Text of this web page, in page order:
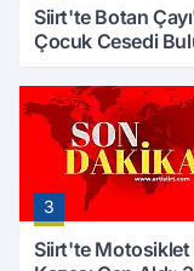
Siirt'te Botan
Çocuk Cesedi
Çalışmaları
3
Siirt'te Motosiklet